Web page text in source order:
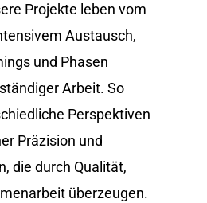
Projekte leben vom
Austausch,
und Phasen
Arbeit. So
Perspektiven
Präzision und
die durch Qualität,
überzeugen.